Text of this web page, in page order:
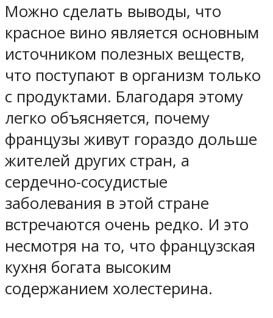
Можно сделать выводы, что
красное вино является основным
источником полезных веществ,
что поступают в организм только
с продуктами. Благодаря этому
легко объясняется, почему
французы живут гораздо дольше
жителей других стран, а
сердечно-сосудистые
заболевания в этой стране
встречаются очень редко. И это
несмотря на то, что французская
кухня богата высоким
содержанием холестерина.